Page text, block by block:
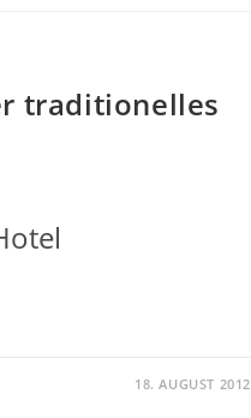
traditionelles
18. AUGUST 2012